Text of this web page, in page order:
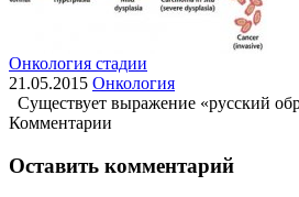
Онкология стадии
21.05.2015 Онкология
Существует выражение «русский
Комментарии
Оставить комментарий